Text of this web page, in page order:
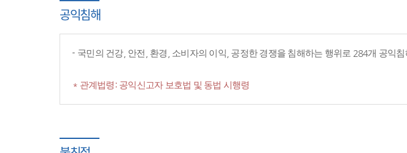
공익침해
국민의 건강, 안전, 환경, 소비자의 이익, 공정한 경쟁을 침해하는 행위로 284개 공익
* 관계법령: 공익신고자 보호법 및 동법 시행령